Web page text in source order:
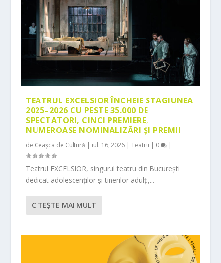
TEATRUL EXCELSIOR ÎNCHEIE STAGIUNEA
2025–2026 CU PESTE 35.000 DE
SPECTATORI, CINCI PREMIERE,
NUMEROASE NOMINALIZĂRI ȘI PREMII
de Ceașca de Cultură | iul. 16, 2026 |Teatru | 0 |
Teatrul EXCELSIOR, singurul teatru din București
dedicat adolescenților și tinerilor adulți,...
CITEŞTE MAI MULT